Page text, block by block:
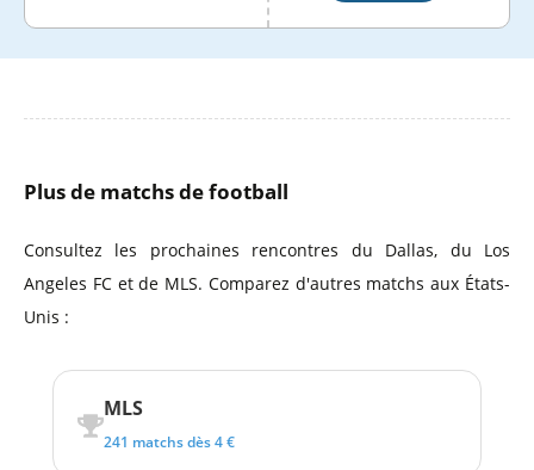
Plus de matchs de football
Consultez les prochaines rencontres du Dallas, du Los
Angeles FC et de MLS. Comparez d'autres matchs aux États-
Unis :
MLS
241 matchs dès 4 €